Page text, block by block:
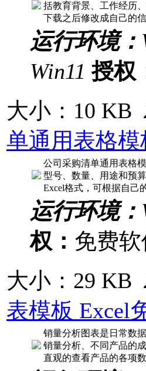
括教育背景、工作经历
下载之后修改成自己的
运行环境：
Win11 授权
大小：10 KB
单通用表格模
公司采购清单通用表格
型号、数量、用途和预
Excel格式，可根据自己
运行环境：
权： 免费
大小：29 KB
表模板 Excel
销量分析图表是日常数
销量分析、不同产品的
直观的查看产品的各项